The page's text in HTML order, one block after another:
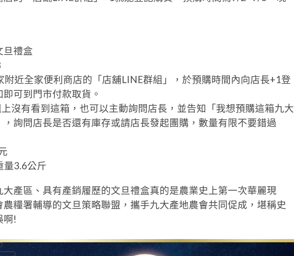
旦禮盒
近全家便利商店的「店舖LINE群組」，於預購時間內向店長+1登
可到門市付款取貨。
沒有看到這箱，也可以主動詢問店長，並告知「我想預購這箱九大
詢問店長是否還有庫存或請店長發起團購，數量有限不要錯過
3.6公斤
產區、具有產銷履歷的文旦禮盒真的是農業史上第一次華麗現
糧署輔導的文旦策略聯盟，攜手九大產地農會共同促成，堪稱史
啊!